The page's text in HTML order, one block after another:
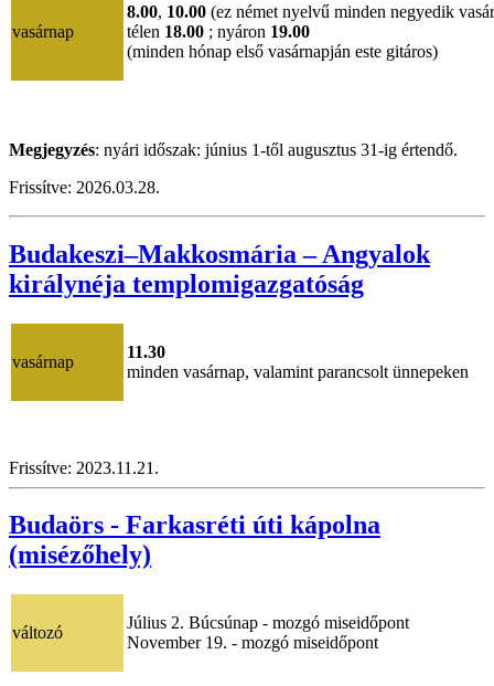
vasárnap
8.00, 10.00 (ez német nyelvű minden negyedik
télen 18.00 ; nyáron 19.00
(minden hónap első vasárnapján este gitáros)
Megjegyzés: nyári időszak: június 1-től augusztus 31-ig értendő.
Frissítve: 2026.03.28.
Budakeszi–Makkosmária – Angyalok
királynéja templomigazgatóság
vasárnap
11.30
minden vasárnap, valamint parancsolt ünnepeken
Frissítve: 2023.11.21.
Budaörs - Farkasréti úti kápolna
(misézőhely)
változó
Július 2. Búcsúnap - mozgó miseidőpont
November 19. - mozgó miseidőpont